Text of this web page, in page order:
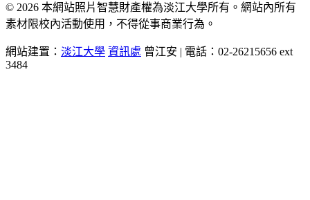
© 2026 本網站照片智慧財產權為淡江大學所有。網站內所有
素材限校內活動使用，不得從事商業行為。
網站建置： 淡江大學 資訊處 曾江安 | 電話：02-26215656 ext
3484